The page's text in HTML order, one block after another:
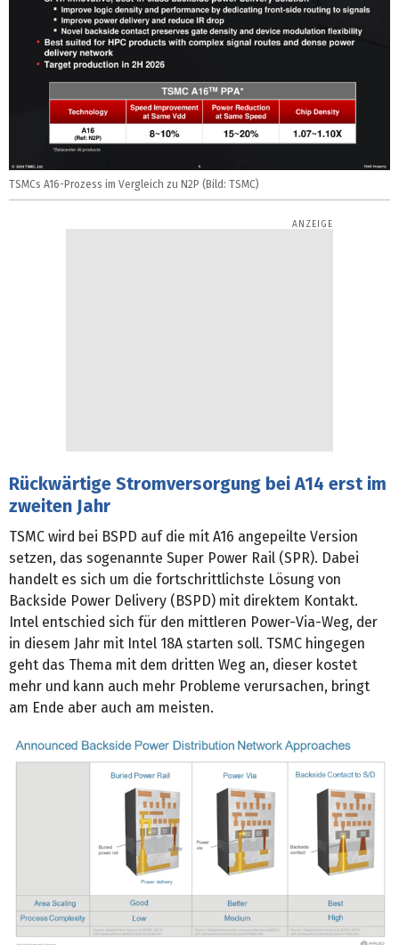
TSMCs A16-Prozess im Vergleich zu N2P (Bild: TSMC)
Rückwärtige Stromversorgung bei A14 erst im
zweiten Jahr
TSMC wird bei BSPD auf die mit A16 angepeilte Version
setzen, das sogenannte Super Power Rail (SPR). Dabei
handelt es sich um die fortschrittlichste Lösung von
Backside Power Delivery (BSPD) mit direktem Kontakt.
Intel entschied sich für den mittleren Power-Via-Weg, der
in diesem Jahr mit Intel 18A starten soll. TSMC hingegen
geht das Thema mit dem dritten Weg an, dieser kostet
mehr und kann auch mehr Probleme verursachen, bringt
am Ende aber auch am meisten.